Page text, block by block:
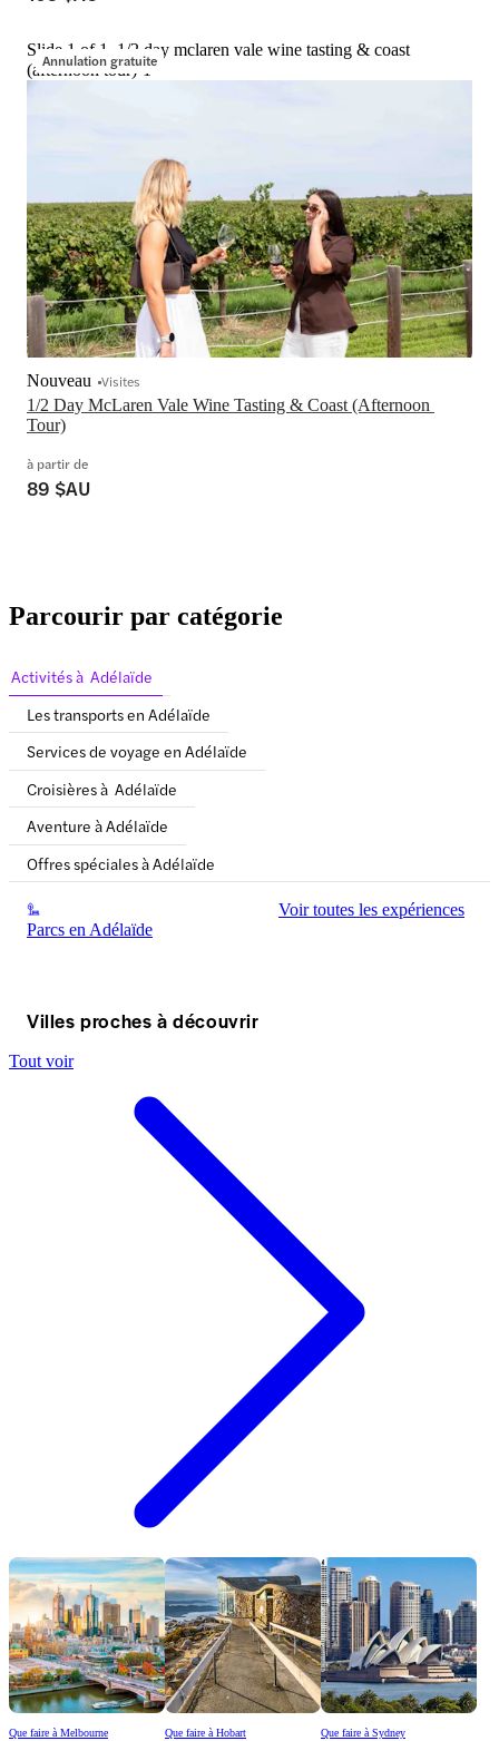
Annulation gratuite
Slide 1 of 1, 1/2 day mclaren vale wine tasting & coast
(afternoon tour)-1
1/2 Day McLaren Vale Wine Tasting & Coast (Afternoon
Tour)
Nouveau Visites
à partir de
89 $AU
Parcourir par catégorie
Activités à Adélaïde
Les transports en Adélaïde
Services de voyage en Adélaïde
Croisières à Adélaïde
Aventure à Adélaïde
Offres spéciales à Adélaïde
Parcs en Adélaïde
Voir toutes les expériences
Villes proches à découvrir
Tout voir
Que faire à Melbourne Que faire à Hobart Que faire à Sydney